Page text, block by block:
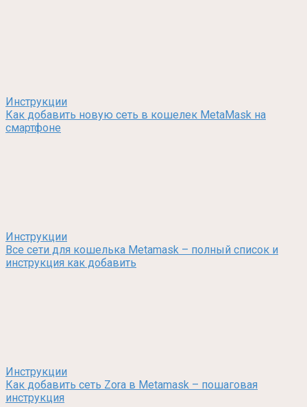
Инструкции
Как добавить новую сеть в кошелек MetaMask на
смартфоне
Инструкции
Все сети для кошелька Metamask – полный список и
инструкция как добавить
Инструкции
Как добавить сеть Zora в Metamask – пошаговая
инструкция